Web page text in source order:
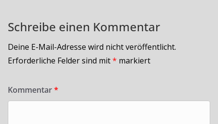
Schreibe einen Kommentar
Deine E-Mail-Adresse wird nicht veröffentlicht.
Erforderliche Felder sind mit* markiert
Kommentar*